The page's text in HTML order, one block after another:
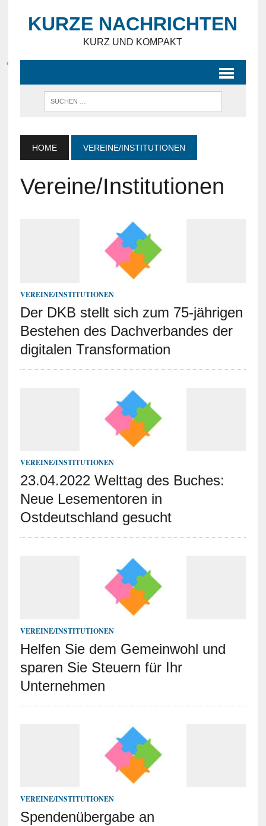
KURZE NACHRICHTEN
KURZ UND KOMPAKT
HOME VEREINE/INSTITUTIONEN
Vereine/Institutionen
VEREINE/INSTITUTIONEN
Der DKB stellt sich zum 75-jährigen
Bestehen des Dachverbandes der
digitalen Transformation
VEREINE/INSTITUTIONEN
23.04.2022 Welttag des Buches:
Neue Lesementoren in
Ostdeutschland gesucht
VEREINE/INSTITUTIONEN
Helfen Sie dem Gemeinwohl und
sparen Sie Steuern für Ihr
Unternehmen
VEREINE/INSTITUTIONEN
Spendenübergabe an